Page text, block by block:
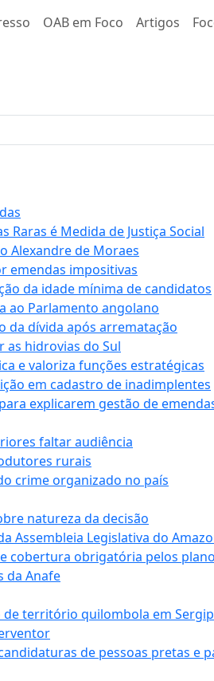
OAB em Foco Artigos
é Medida de Justiça Social
Alexandre de Moraes
emendas impositivas
da idade mínima de candidatos
ao Parlamento angolano
da dívida após arrematação
as hidrovias do Sul
e valoriza funções estratégicas
em cadastro de inadimplentes
explicarem gestão de
faltar audiência
rurais
crime organizado no país
natureza da decisão
Assembleia Legislativa do
cobertura obrigatória pelos
da Anafe
de território quilombola em
de pessoas pretas e